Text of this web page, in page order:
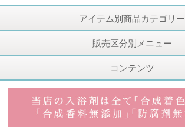
アイテム別商品カテゴリー
販売区分別メニュー
コンテンツ